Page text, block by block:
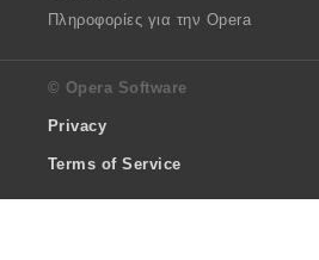
Πληροφορίες για την Opera
© Opera Software
Privacy
Terms of Service